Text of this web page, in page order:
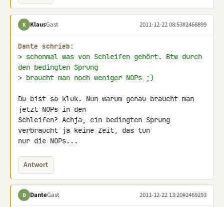
K KlausGast 2011-12-22 08:53#2468899
Dante schrieb:
> schonmal was von Schleifen gehört. Btw durch
den bedingten Sprung
> braucht man noch weniger NOPs ;)
Du bist so kluk. Nun warum genau braucht man
jetzt NOPs in den
Schleifen? Achja, ein bedingten Sprung
verbraucht ja keine Zeit, das tun
nur die NOPs...
Antwort
D DanteGast 2011-12-22 13:20#2469293